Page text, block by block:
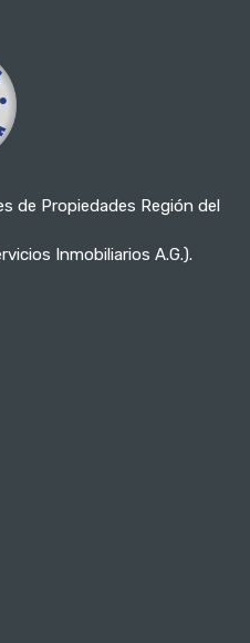
de Propiedades Región del
Inmobiliarios A.G.).